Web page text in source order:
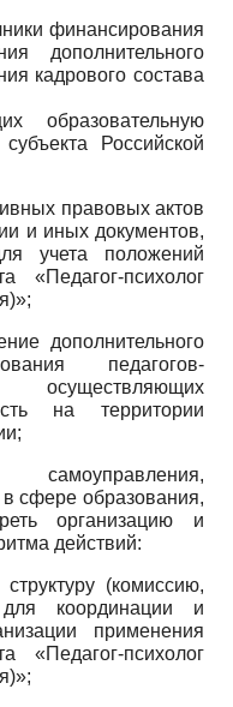
финансирования
дополнительного
кадрового состава
образовательную
Российской
правовых актов
и иных документов,
учета положений
«Педагог-психолог
дополнительного
педагогов-
осуществляющих
на территории
сфере образования,
организацию и
действий:
(комиссию,
координации и
применения
«Педагог-психолог